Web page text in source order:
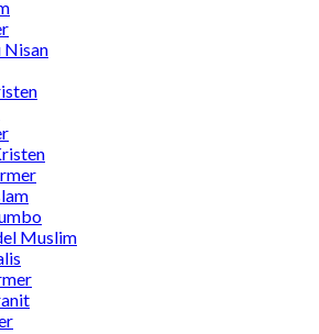
Nisan
Muslim